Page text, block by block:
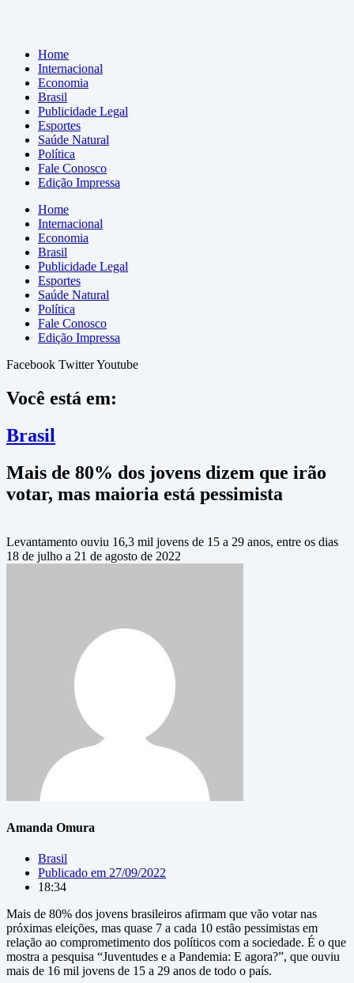
Home
Internacional
Economia
Brasil
Publicidade Legal
Esportes
Saúde Natural
Política
Fale Conosco
Edição Impressa
Home
Internacional
Economia
Brasil
Publicidade Legal
Esportes
Saúde Natural
Política
Fale Conosco
Edição Impressa
Facebook TwitterYoutube
Você está em:
Brasil
Mais de 80% dos jovens dizem que irão
votar, mas maioria está pessimista
Levantamento ouviu 16,3 mil jovens de 15 a 29 anos, entre os dias
18 de julho a 21 de agosto de 2022
Amanda Omura
Brasil
Publicado em 27/09/2022
18:34
Mais de 80% dos jovens brasileiros afirmam que vão votar nas
próximas eleições, mas quase 7 a cada 10 estão pessimistas em
relação ao comprometimento dos políticos com a sociedade. É o que
mostra a pesquisa “Juventudes e a Pandemia: E agora?”, que ouviu
mais de 16 mil jovens de 15 a 29 anos de todo o país.